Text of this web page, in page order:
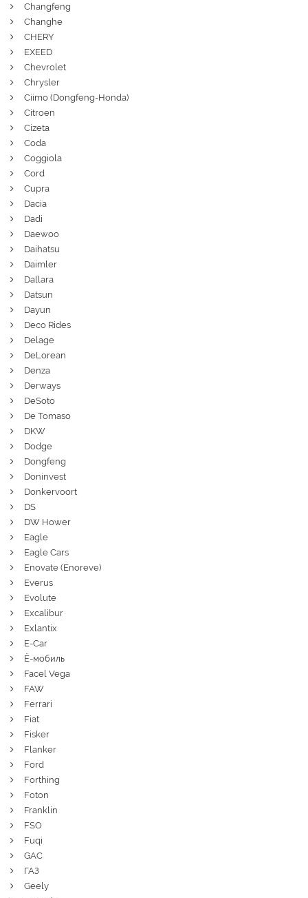
Changfeng
Changhe
CHERY
EXEED
Chevrolet
Chrysler
Ciimo (Dongfeng-Honda)
Citroen
Cizeta
Coda
Coggiola
Cord
Cupra
Dacia
Dadi
Daewoo
Daihatsu
Daimler
Dallara
Datsun
Dayun
Deco Rides
Delage
DeLorean
Denza
Derways
DeSoto
De Tomaso
DKW
Dodge
Dongfeng
Doninvest
Donkervoort
DS
DW Hower
Eagle
Eagle Cars
Enovate (Enoreve)
Everus
Evolute
Excalibur
Exlantix
E-Car
Ё-мобиль
Facel Vega
FAW
Ferrari
Fiat
Fisker
Flanker
Ford
Forthing
Foton
Franklin
FSO
Fuqi
GAC
ГАЗ
Geely